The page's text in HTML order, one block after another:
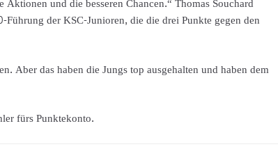
und die besseren Chancen.“ Thomas Souchard
der KSC-Junioren, die die drei Punkte gegen den
Aber das haben die Jungs top ausgehalten und haben dem
fürs Punktekonto.